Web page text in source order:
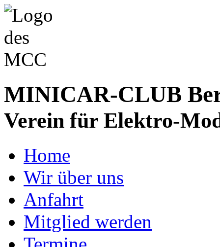
MINICAR-CLUB
Verein für Elektro-
Home
Wir über uns
Anfahrt
Mitglied werden